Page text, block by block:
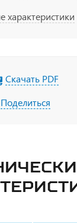
характеристики
Скачать PDF
Поделиться